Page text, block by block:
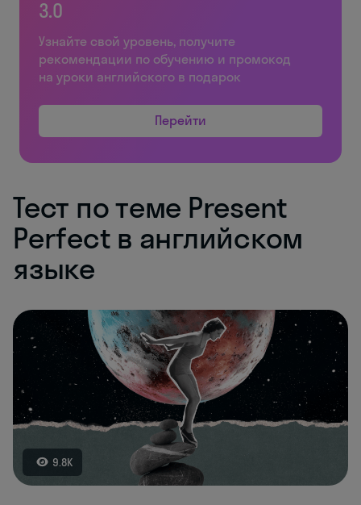
3.0
Узнайте свой уровень, получите
рекомендации по обучению и промокод
на уроки английского в подарок
Перейти
Тест по теме Present
Perfect в английском
языке
9.8K